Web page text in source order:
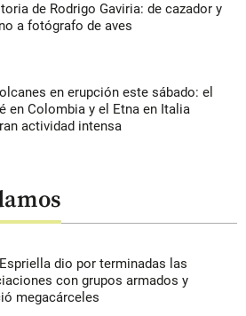
de Rodrigo Gaviria: de cazador y
a fotógrafo de aves
en erupción este sábado: el
en Colombia y el Etna en Italia
actividad intensa
dio por terminadas las
con grupos armados y
megacárceles